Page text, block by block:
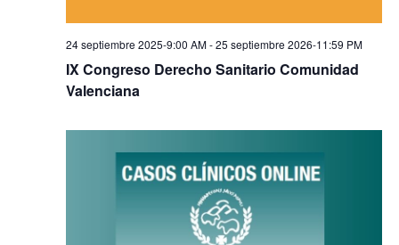
24 septiembre 2025-9:00 AM-25 septiembre 2026-11:59 PM
IX Congreso Derecho Sanitario Comunidad
Valenciana